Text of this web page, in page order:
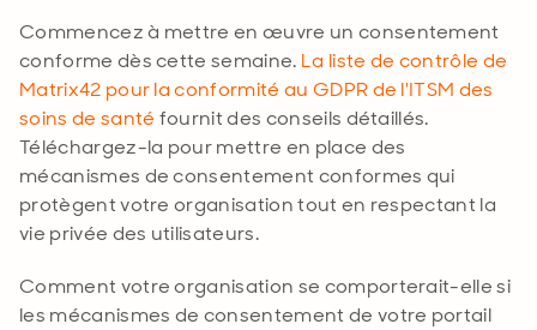
Commencez à mettre en œuvre un consentement
conforme dès cette semaine. La liste de contrôle de
Matrix42 pour la conformité au GDPR de l'ITSM des
soins de santé fournit des conseils détaillés.
Téléchargez-la pour mettre en place des
mécanismes de consentement conformes qui
protègent votre organisation tout en respectant la
vie privée des utilisateurs.
Comment votre organisation se comporterait-elle si
les mécanismes de consentement de votre portail